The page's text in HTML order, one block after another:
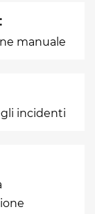
manuale
incidenti